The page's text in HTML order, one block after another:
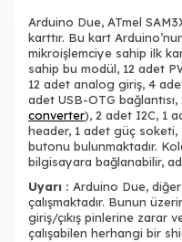
Arduino Due, ATmel
karttır. Bu kart
mikroişlemciye sahip ilk
sahip bu modül, 12 adet
12 adet analog giriş, 4
adet USB-OTG
converter), 2 adet I2C, 1
header, 1 adet güç soketi,
butonu bulunmaktadır.
bilgisayara bağlanabilir,
Uyarı : Arduino Due,
çalışmaktadır. Bunun
giriş/çıkış pinlerine zarar
çalışabilen herhangi bir